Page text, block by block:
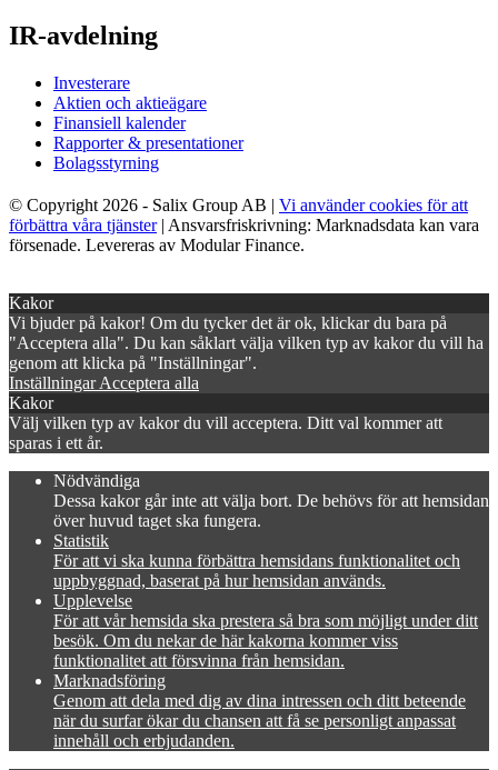
IR-avdelning
Investerare
Aktien och aktieägare
Finansiell kalender
Rapporter & presentationer
Bolagsstyrning
© Copyright 2026 - Salix Group AB | Vi använder cookies för att
förbättra våra tjänster| Ansvarsfriskrivning: Marknadsdata kan vara
försenade. Levereras av Modular Finance.
Kakor
Vi bjuder på kakor! Om du tycker det är ok, klickar du bara på
"Acceptera alla". Du kan såklart välja vilken typ av kakor du vill ha
genom att klicka på "Inställningar".
InställningarAcceptera alla
Kakor
Välj vilken typ av kakor du vill acceptera. Ditt val kommer att
sparas i ett år.
Nödvändiga
Dessa kakor går inte att välja bort. De behövs för att hemsidan
över huvud taget ska fungera.
Statistik
För att vi ska kunna förbättra hemsidans funktionalitet och
uppbyggnad, baserat på hur hemsidan används.
Upplevelse
För att vår hemsida ska prestera så bra som möjligt under ditt
besök. Om du nekar de här kakorna kommer viss
funktionalitet att försvinna från hemsidan.
Marknadsföring
Genom att dela med dig av dina intressen och ditt beteende
när du surfar ökar du chansen att få se personligt anpassat
innehåll och erbjudanden.